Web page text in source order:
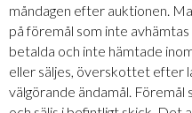
måndagen efter auktionen.
på föremål som inte
betalda och inte hämtade
eller säljes, överskottet efter
välgörande ändamål. Föremål